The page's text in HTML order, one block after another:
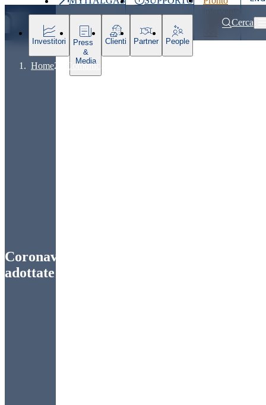
Ultimo
800 900Cerca
Investitori
Press
&
Media
Clienti Partner People
Home Comunicati stampa e news
Coronavirus, misure straordinarie
adottate dal Gruppo Italgas